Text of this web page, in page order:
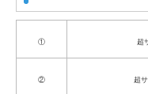
① 超
② 超